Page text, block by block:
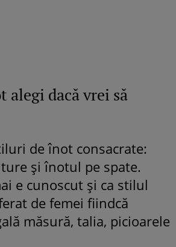
alegi dacă vrei să
de înot consacrate:
şi înotul pe spate.
e cunoscut şi ca stilul
de femei fiindcă
măsură, talia, picioarele